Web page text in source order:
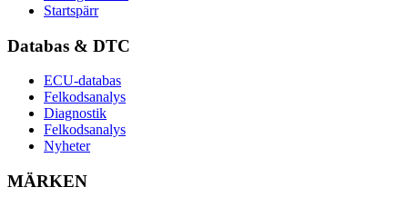
Startspärr
Databas & DTC
ECU-databas
Felkodsanalys
Diagnostik
Felkodsanalys
Nyheter
MÄRKEN